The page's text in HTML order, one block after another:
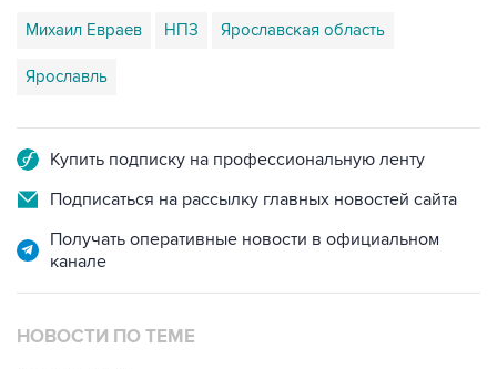
Михаил Евраев НПЗ Ярославская область
Ярославль
Купить подписку на профессиональную ленту
Подписаться на рассылку главных новостей сайта
Получать оперативные новости в официальном
канале
НОВОСТИ ПО ТЕМЕ